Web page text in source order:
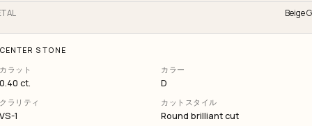
Beige
CENTER STONE
カラット
0.40 ct.
カラー
D
クラリティ
VS-1
カットスタイル
Round brilliant cut